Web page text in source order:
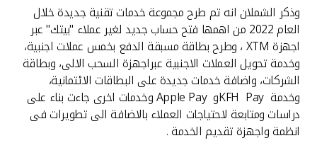
وذكر الشملان انه تم طرح مجموعة خدمات تقنية جديدة خلال
العام 2022 من اهمها فتح حساب جديد لغير عملاء "بيتك" عبر
اجهزة XTM ، وطرح بطاقة مسبقة الدفع بخمس عملات اجنبية،
وخدمة تحويل العملات الاجنبية عبراجهزة السحب الالى، وبطاقة
الشركات، واضافة خدمات جديدة على البطاقات الائتمانية،
وخدمة KFH Payو Apple Pay وخدمات اخرى جاءت بناء على
دراسات ومتابعة لاحتياجات العملاء بالاضافة الى تطويرات فى
انظمة واجهزة تقديم الخدمة .